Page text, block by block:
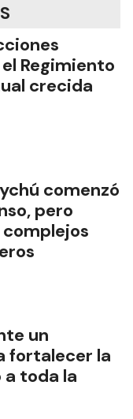
Regimiento
crecida
comenzó
pero
un
fortalecer la
toda la